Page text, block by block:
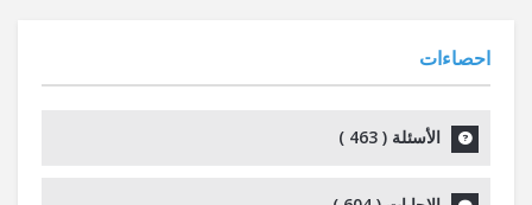
احصاءات
الأسئلة ( 463
)